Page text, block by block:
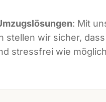
: Mit
stellen wir sicher,
stressfrei wie